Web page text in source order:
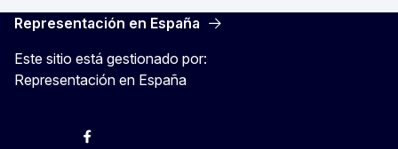
Representación en España
Este sitio está gestionado por:
Representación en España
@ComisionEuropea
Espacio Europa
Comisión Europea en España